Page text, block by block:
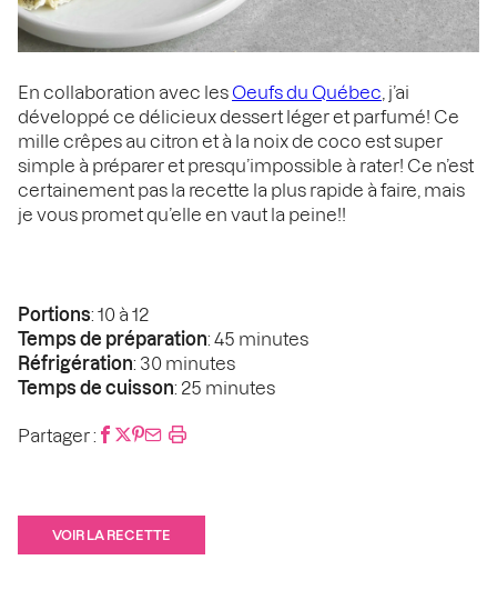
En collaboration avec les Oeufs du Québec , j’ai
développé ce délicieux dessert léger et parfumé! Ce
mille crêpes au citron et à la noix de coco est super
simple à préparer et presqu’impossible à rater! Ce n’est
certainement pas la recette la plus rapide à faire, mais
je vous promet qu’elle en vaut la peine!!
Portions: 10 à 12
Temps de préparation: 45 minutes
Réfrigération: 30 minutes
Temps de cuisson: 25 minutes
Partager :
VOIR LA RECETTE